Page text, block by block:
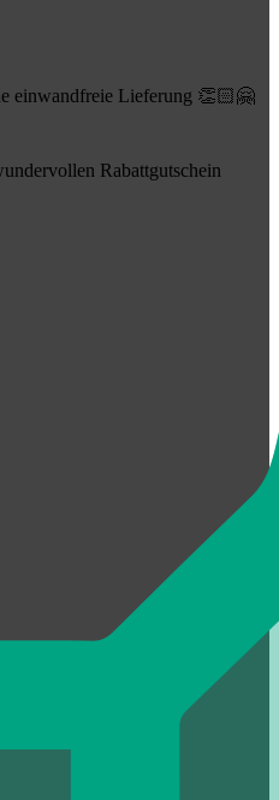
einwandfreie Lieferung 👏🏻🤗
Rabattgutschein